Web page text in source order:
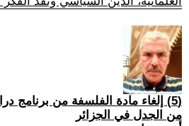
(5) إلغاء مادة الفلسفة من برنامج
من الجدل في الجزائر